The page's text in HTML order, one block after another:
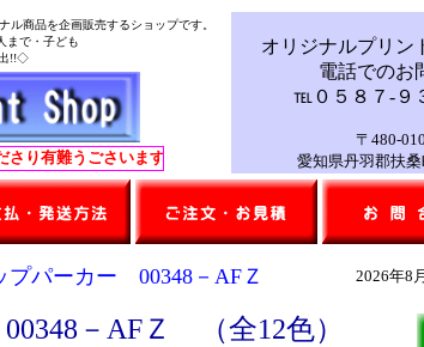
商品を企画販売するショップです。
まで・子ども
出!!◇
うごさいます。※誠に勝手ながら土・日・祭日は問い合
オリジナルプリ
電話でのお
℡０５８７-９
〒480-
愛知県丹羽郡扶桑
パーカー 00348－AFＺ 2026年8
－AFＺ （全12色）